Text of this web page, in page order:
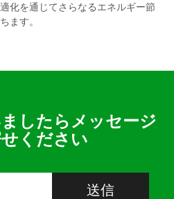
化を通じてさらなるエネルギー節
ます。
したらメッセージ
ください
送信